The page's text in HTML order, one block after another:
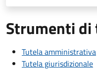
Strumenti
Tutela amministrativa
Tutela giurisdizionale